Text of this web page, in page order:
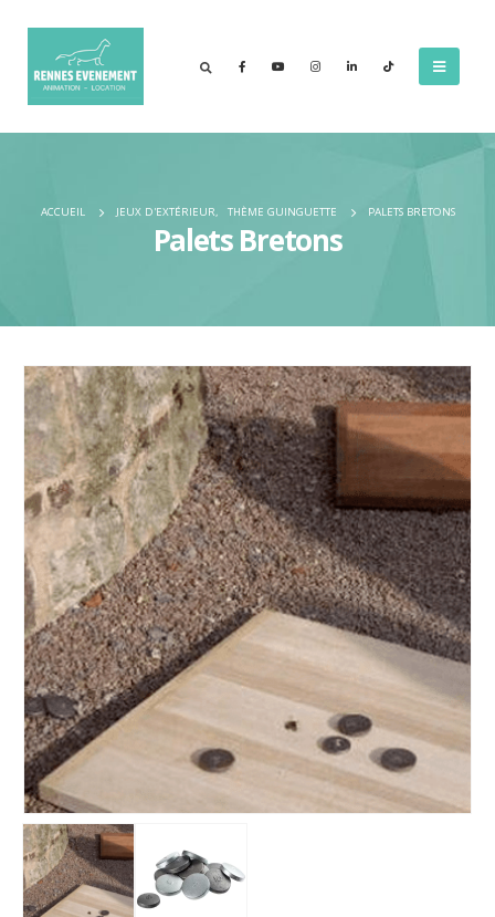
ACCUEIL JEUX D'EXTÉRIEUR, THÈME GUINGUETTE PALETS BRETONS
Palets Bretons